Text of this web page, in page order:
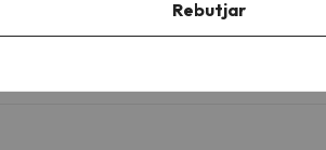
Rebutjar